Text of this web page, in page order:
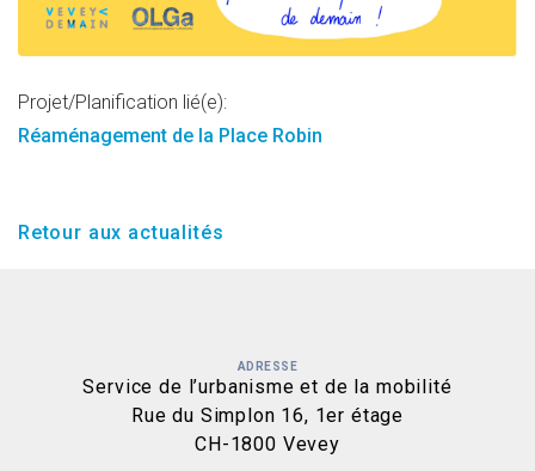
Projet/Planification lié(e):
Réaménagement de la Place Robin
Retour aux actualités
ADRESSE
Service de l’urbanisme et de la mobilité
Rue du Simplon 16, 1er étage
CH-1800 Vevey